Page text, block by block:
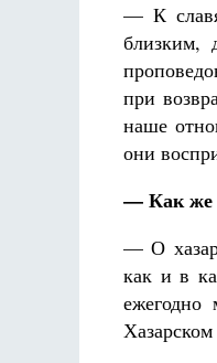
— К
близким,
при
наше
они
— Как же
— О
как и в
ежегодно
Хазарском